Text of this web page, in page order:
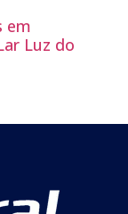
em
Luz do